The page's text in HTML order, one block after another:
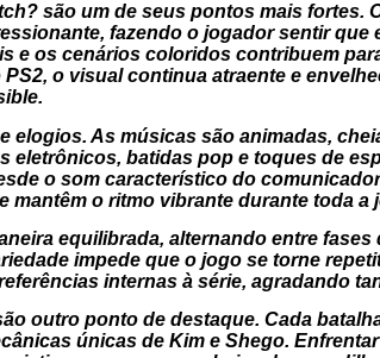
são um de seus pontos mais fortes.
fazendo o jogador sentir
e os cenários coloridos contribuem
o visual continua atraente e
.
elogios. As músicas são animadas,
eletrônicos, batidas pop e toques de
o som característico do
mantêm o ritmo vibrante durante toda a
equilibrada, alternando entre
impede que o jogo se torne
internas à série, agradando
outro ponto de destaque. Cada
únicas de Kim e Shego.